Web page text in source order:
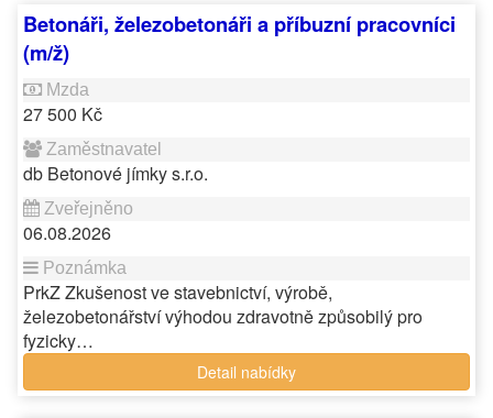
Betonáři, železobetonáři a příbuzní pracovníci
(m/ž)
27 500 Kč
db Betonové jímky s.r.o.
06.08.2026
PrkZ Zkušenost ve stavebnictví, výrobě,
železobetonářství výhodou zdravotně způsobilý pro
fyzicky…
Detail nabídky